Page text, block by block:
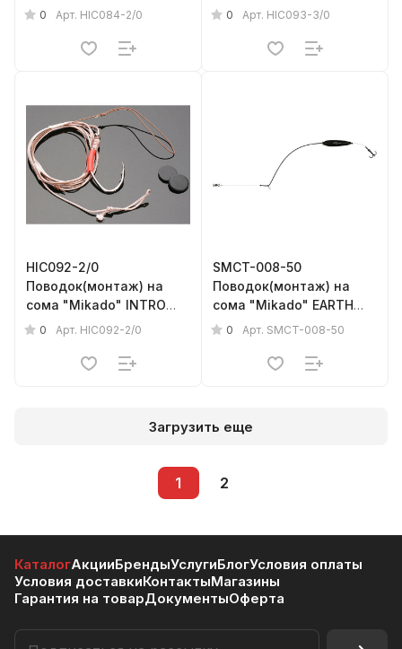
CAT (125см, кр.№2/0,
0 Арт. HIC084-2/0
(200см, попл.20г,
прочность - 100кг
0 Арт. HIC093-3/0
HIC092-2/0
Поводок(монтаж) на
сома "Mikado" INTRO
CAT - ADJUSTABLE
№2/0) прочность - 100кг
0 Арт. HIC092-2/0
SMCT-008-50
Поводок(монтаж) на
сома "Mikado" EARTH
WORM READY RIG RATTLE
50г., тройник №2)
0 Арт. SMCT-008-50
Загрузить еще
1 2
КаталогАкцииБрендыУслугиБлогУсловия оплаты
Условия доставкиКонтактыМагазины
Гарантия на товарДокументыОферта